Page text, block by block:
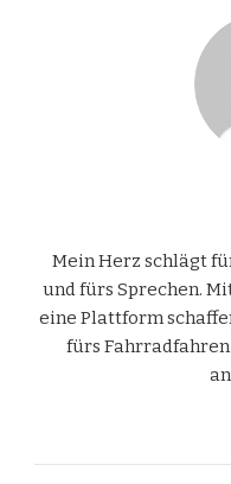
Mein Herz schlägt
und fürs Sprechen.
eine Plattform
fürs